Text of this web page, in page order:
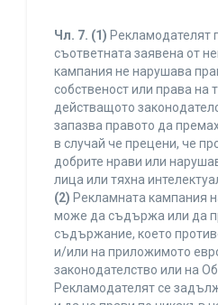
Чл. 7. (1) Рекламодателят
съответната заявена от
кампания не нарушава
собственост или права на
действащото
запазва правото да
в случай че прецени, че
добрите нрави или
лица или тяхна
(2) Рекламната кампания
може да съдържа или да
съдържание, което
и/или на приложимото
законодателство или на
Рекламодателят се